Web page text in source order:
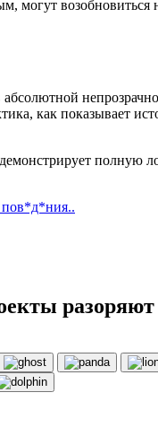
возобновиться
как показывает
полную